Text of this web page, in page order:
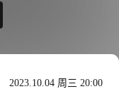
2023.10.04 周三 20:00